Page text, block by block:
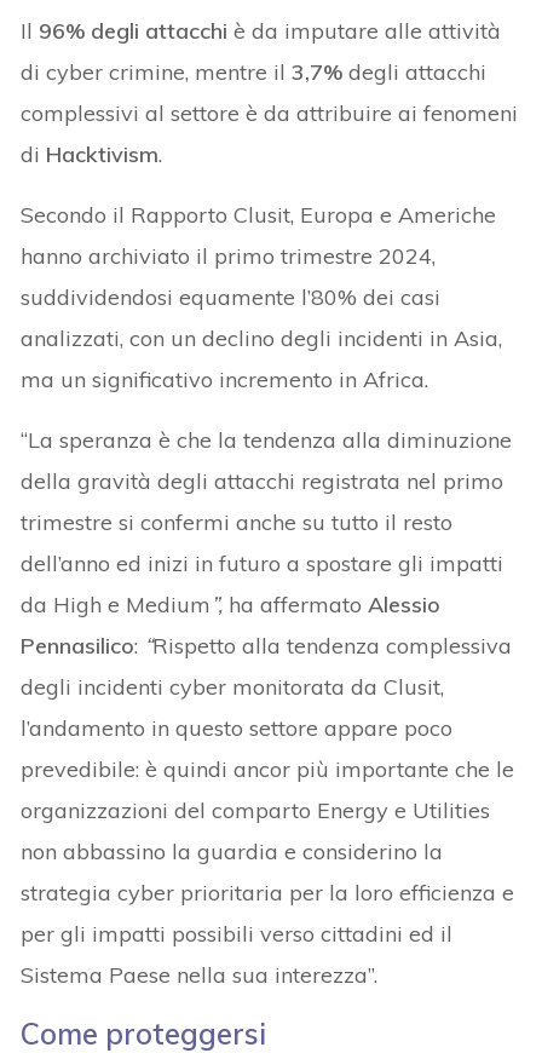
Il 96% degli attacchiè da imputare alle attività
di cyber crimine, mentre il3,7% degli attacchi
complessivi al settore è da attribuire ai fenomeni
di Hacktivism.
Secondo il Rapporto Clusit, Europa e Americhe
hanno archiviato il primo trimestre 2024,
suddividendosi equamente l’80% dei casi
analizzati, con un declino degli incidenti in Asia,
ma un significativo incremento in Africa.
“La speranza è che la tendenza alla diminuzione
della gravità degli attacchi registrata nel primo
trimestre si confermi anche su tutto il resto
dell’anno ed inizi in futuro a spostare gli impatti
da High e Medium ”, ha affermato Alessio
Pennasilico: “Rispetto alla tendenza complessiva
degli incidenti cyber monitorata da Clusit,
l’andamento in questo settore appare poco
prevedibile: è quindi ancor più importante che le
organizzazioni del comparto Energy e Utilities
non abbassino la guardia e considerino la
strategia cyber prioritaria per la loro efficienza e
per gli impatti possibili verso cittadini ed il
Sistema Paese nella sua interezza”.
Come proteggersi